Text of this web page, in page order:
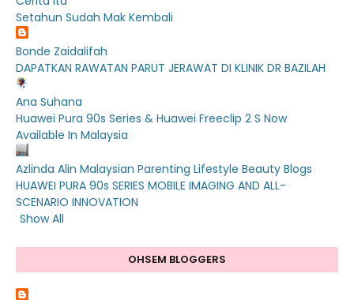
Setahun Sudah Mak Kembali
Bonde Zaidalifah
DAPATKAN RAWATAN PARUT JERAWAT DI KLINIK DR BAZILAH
Ana Suhana
Huawei Pura 90s Series & Huawei Freeclip 2 S Now
Available In Malaysia
Azlinda Alin Malaysian Parenting Lifestyle Beauty Blogs
HUAWEI PURA 90s SERIES MOBILE IMAGING AND ALL-
SCENARIO INNOVATION
Show All
OHSEM BLOGGERS